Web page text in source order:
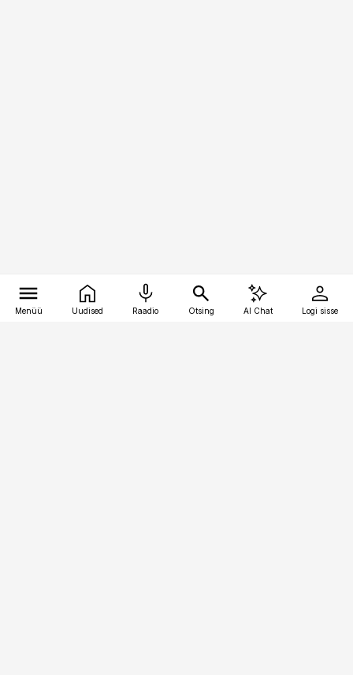
Menüü Uudised Raadio Otsing AI Chat Logi sisse